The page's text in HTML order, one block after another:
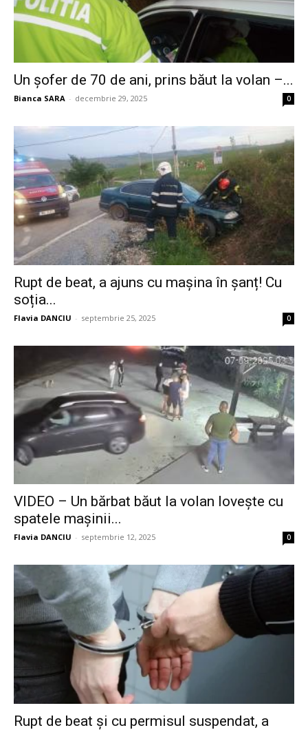
Un șofer de 70 de ani, prins băut la volan –...
Bianca SARA - decembrie 29, 2025 0
Rupt de beat, a ajuns cu mașina în șanț! Cu
soția...
Flavia DANCIU - septembrie 25, 2025 0
VIDEO – Un bărbat băut la volan lovește cu
spatele mașinii...
Flavia DANCIU - septembrie 12, 2025 0
Rupt de beat și cu permisul suspendat, a